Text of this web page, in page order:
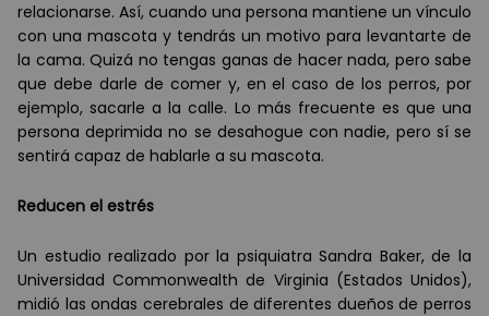
relacionarse. Así, cuando una persona mantiene un vínculo
con una mascota y tendrás un motivo para levantarte de
la cama. Quizá no tengas ganas de hacer nada, pero sabe
que debe darle de comer y, en el caso de los perros, por
ejemplo, sacarle a la calle. Lo más frecuente es que una
persona deprimida no se desahogue con nadie, pero síse
sentirá capaz de hablarle a su mascota.
Reducen el estrés
Un estudio realizado por la psiquiatra Sandra Baker, de la
Universidad Commonwealth de Virginia (Estados Unidos),
midió las ondas cerebrales de diferentes dueños de perros